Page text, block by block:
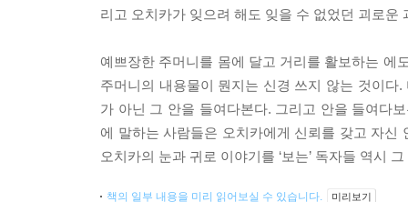
리고 오치카가 잊으려 해도 잊을 수 없었던 괴로운
예쁘장한 주머니를 몸에 달고 거리를 활보하는 에
주머니의 내용물이 뭔지는 신경 쓰지 않는 것이
가 아닌 그 안을 들여다본다. 그리고 안을 들여다
에 말하는 사람들은 오치카에게 신뢰를 갖고 자
오치카의 눈과 귀로 이야기를 ‘보는’ 독자들 역시
책의 일부 내용을 미리 읽어보실 수 있습니다. 미리보기